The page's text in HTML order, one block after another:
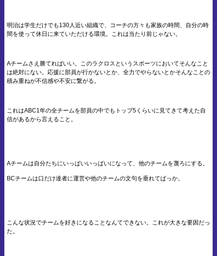
明治は学生だけでも130人近い組織で、コーチの方々も家族の時間、自分の時
間を使って休日に来ていただける環境。これは当たり前じゃない。
Aチームさえ勝てればいい。このラクロスというスポーツにおいてそんなこと
は絶対にない。応援に部員が行かないとか、全力でやらないとかそんなことの
積み重ねが不信感や不安に繋がる。
これはABC1年の全チームを部員の中でもトップ5くらいに見てきて考えた自
信があるから言えること。
Aチームは自分たちにいっぱいいっぱいになって、他のチームを蔑ろにする。
BCチームは口だけ達者に運営や他のチームの文句を垂れてばっか。
こんな状況でチームを好きになることなんてできない。これが大きな要因だっ
た。